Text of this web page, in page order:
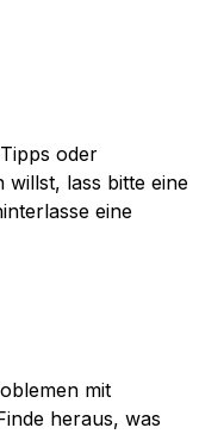
oder
willst, lass bitte eine
eine
mit
heraus, was